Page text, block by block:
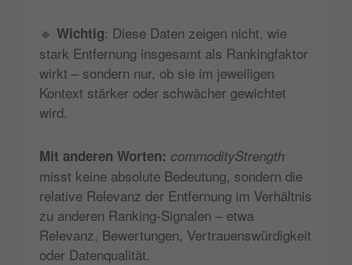
🔹 Wichtig: Diese Daten zeigen nicht, wie
stark Entfernung insgesamt als Rankingfaktor
wirkt – sondern nur, ob sie im jeweiligen
Kontext stärker oder schwächer gewichtet
wird.
Mit anderen Worten: commodityStrength
misst keine absolute Bedeutung, sondern die
relative Relevanz der Entfernung im Verhältnis
zu anderen Ranking-Signalen – etwa
Relevanz, Bewertungen, Vertrauenswürdigkeit
oder Datenqualität.